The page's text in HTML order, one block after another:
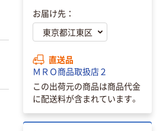
お届け先：
直送品
ＭＲＯ商品取扱店２
この出荷元の商品は商品代金
に配送料が含まれています。